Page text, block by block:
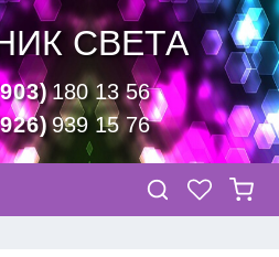
СВЕТА
180 13 56
939 15 76